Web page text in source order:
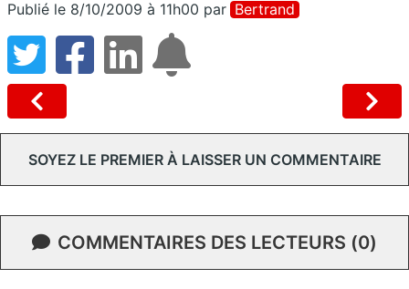
Publié le 8/10/2009 à 11h00 par Bertrand
SOYEZ LE PREMIER À LAISSER UN COMMENTAIRE
COMMENTAIRES DES LECTEURS (0)